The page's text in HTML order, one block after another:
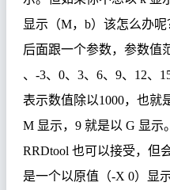
显示（M， b）该怎么办呢
后面跟一个参数，参数值
、 -3、 0、 3、 6、 9、 12、
表示数值除以1000，也就
M 显示， 9 就是以 G 显示
RRDtool 也可以接受，但
是一个以原值（-X 0）显